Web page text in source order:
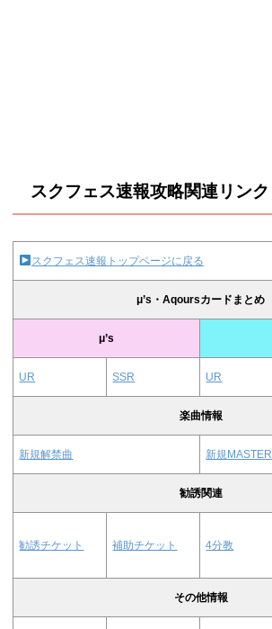
スクフェス速報攻略関連リンク
スクフェス速報トップページに戻る
μ’s・Aqoursカードまとめ
μ’s
UR SSR UR
楽曲情報
新規解禁曲 新規MASTER
勧誘関連
勧誘チケット 補助チケット 4分教
その他情報